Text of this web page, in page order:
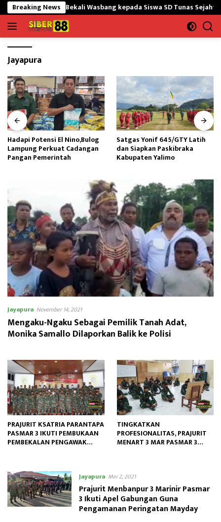
Langsung
ke
konten
Breaking News
Bekali Wasbang kepada Siswa SD Tunas Sejahtera
Jayapura
Hadapi Potensi El Nino,Bulog
Lampung Perkuat Cadangan
Pangan Pemerintah
Satgas Yonif 645/GTY Latih
dan Siapkan Paskibraka
Kabupaten Yalimo
Jayapura November 14, 2021
Mengaku-Ngaku Sebagai Pemilik Tanah Adat,
Monika Samallo Dilaporkan Balik ke Polisi
PRAJURIT KSATRIA PARANTAPA
PASMAR 3 IKUTI PEMBUKAAN
PEMBEKALAN PENGAWAK
TINGKATKAN
PROFESIONALITAS, PRAJURIT
MENART 3 MAR PASMAR 3
Jayapura Mei 2, 2021
Prajurit Menbanpur 3 Marinir Pasmar
3 Ikuti Apel Gabungan Guna
Pengamanan Peringatan Mayday